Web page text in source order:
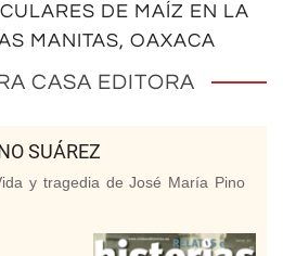
DE MAÍZ EN LA
MANITAS, OAXACA
CASA EDITORA
SUÁREZ
y tragedia de José María Pino